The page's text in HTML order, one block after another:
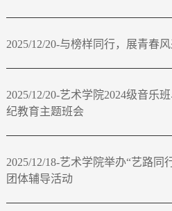
2025/12/20-与榜样同行，展青春
2025/12/20-艺术学院2024级音乐
纪教育主题班会
2025/12/18-艺术学院举办“艺路同
团体辅导活动